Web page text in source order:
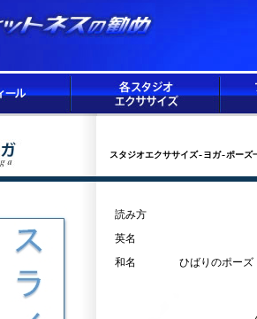
スタジオエクササイズ-ヨガ-ポーズ
読み方
英名
和名
ひばりのポーズ